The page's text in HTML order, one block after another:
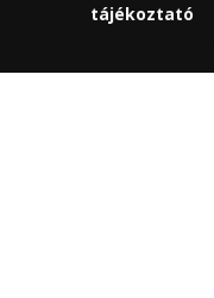
tájékoztató